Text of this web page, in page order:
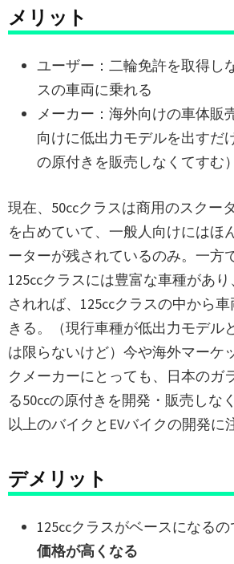
メリット
ユーザー：二輪免許を取得し
スの車両に乗れる
メーカー：海外向けの車体販
向けに低出力モデルを出すだ
の原付きを販売しなくてすむ）
現在、50ccクラスは商用のスクー
を占めていて、一般人向けにはほ
ーターが残されているのみ。一方
125ccクラスには豊富な車種があ
されれば、125ccクラスの中から
きる。（現行車種が低出力モデル
は限らないけど）今や海外マーケ
クメーカーにとっても、日本のガ
る50ccの原付きを開発・販売しな
以上のバイクとEVバイクの開発に
デメリット
125ccクラスがベースになるの
価格が高くなる